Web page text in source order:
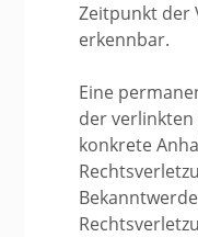
Zeitpunkt der
erkennbar.
Eine
der
konkrete